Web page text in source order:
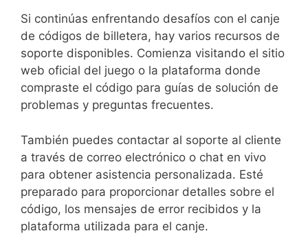
Si continúas enfrentando desafíos con el canje
de códigos de billetera, hay varios recursos de
soporte disponibles. Comienza visitando el sitio
web oficial del juego o la plataforma donde
compraste el código para guías de solución de
problemas y preguntas frecuentes.
También puedes contactar al soporte al cliente
a través de correo electrónico o chat en vivo
para obtener asistencia personalizada. Esté
preparado para proporcionar detalles sobre el
código, los mensajes de error recibidos y la
plataforma utilizada para el canje.